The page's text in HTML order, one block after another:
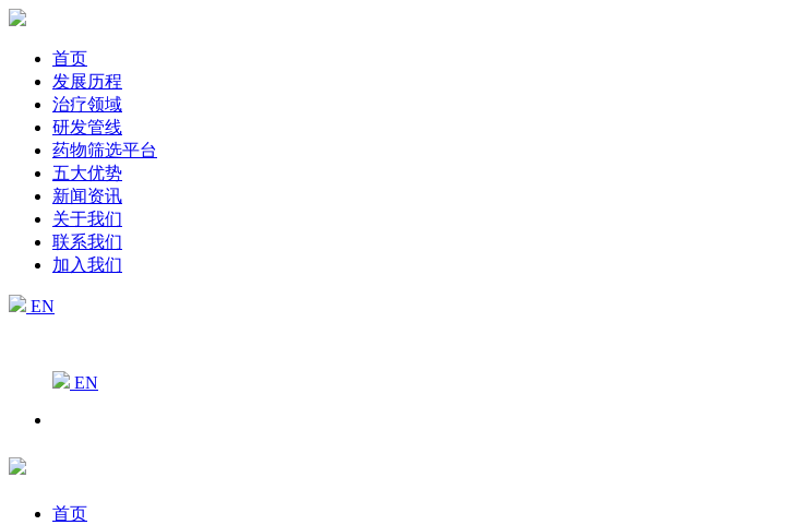
首页
发展历程
治疗领域
研发管线
药物筛选平台
五大优势
新闻资讯
关于我们
联系我们
加入我们
EN
EN
首页